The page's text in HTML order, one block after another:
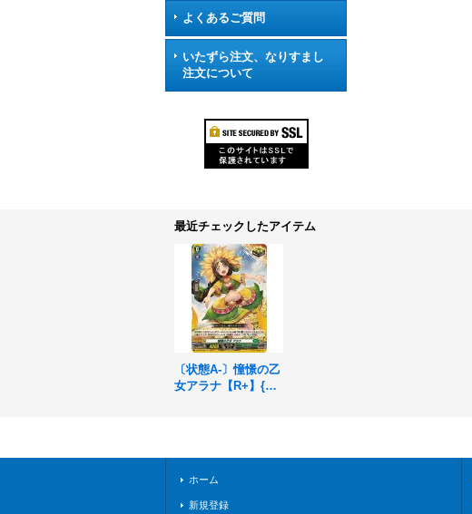
よくあるご質問
いたずら注文、なりすまし
注文について
最近チェックしたアイテム
〔状態A-〕憧憬の乙
女アラナ【R+】{DZ
ホーム
新規登録